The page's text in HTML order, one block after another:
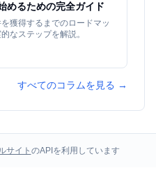
めるための完全ガイド
獲得するまでのロードマッ
なステップを解説。
すべてのコラムを見る →
サイト のAPIを利用しています